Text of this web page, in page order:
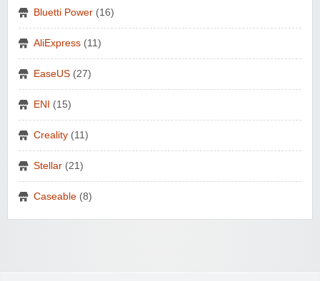
Bluetti Power (16)
AliExpress (11)
EaseUS (27)
ENI (15)
Creality (11)
Stellar (21)
Caseable (8)